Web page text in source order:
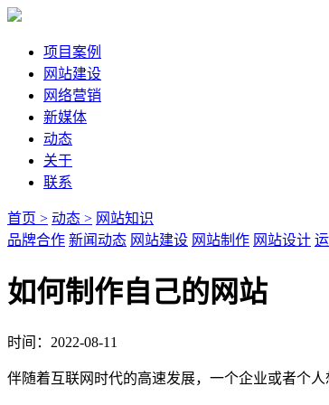
项目案例
网站建设
网络营销
新媒体
动态
关于
联系
首页 > 动态 > 网站知识
品牌合作 新闻动态 网站建设 网站制作 网站设计
如何制作自己的网站
时间：2022-08-11
伴随着互联网时代的高速发展，一个企业或者个